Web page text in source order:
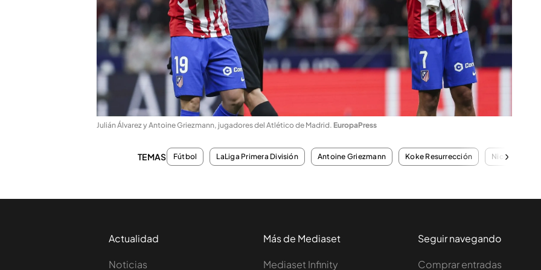
Julián Álvarez y Antoine Griezmann, jugadores del Atlético de Madrid. EuropaPress
TEMAS Fútbol LaLiga Primera División Antoine Griezmann Koke Resurrección Nico González
Actualidad
Noticias
Más de Mediaset
Mediaset Infinity
Seguir navegando
Comprar entradas